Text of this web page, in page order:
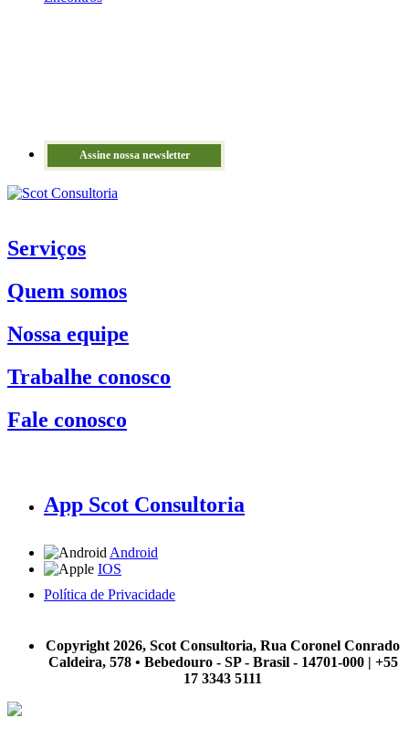
Assine nossa newsletter
Serviços
Quem somos
Nossa equipe
Trabalhe conosco
Fale conosco
App Scot Consultoria
Android
IOS
Política de Privacidade
Copyright 2026, Scot Consultoria, Rua Coronel Conrado
Caldeira, 578 • Bebedouro - SP - Brasil - 14701-000 | +55
17 3343 5111